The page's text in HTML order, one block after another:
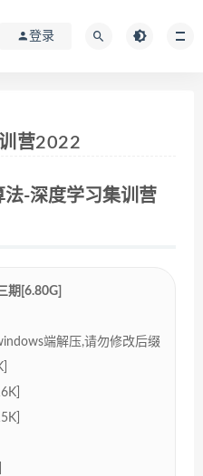
登录
营2022
-深度学习集训营
期[6.80G]
端解压,请勿修改后缀